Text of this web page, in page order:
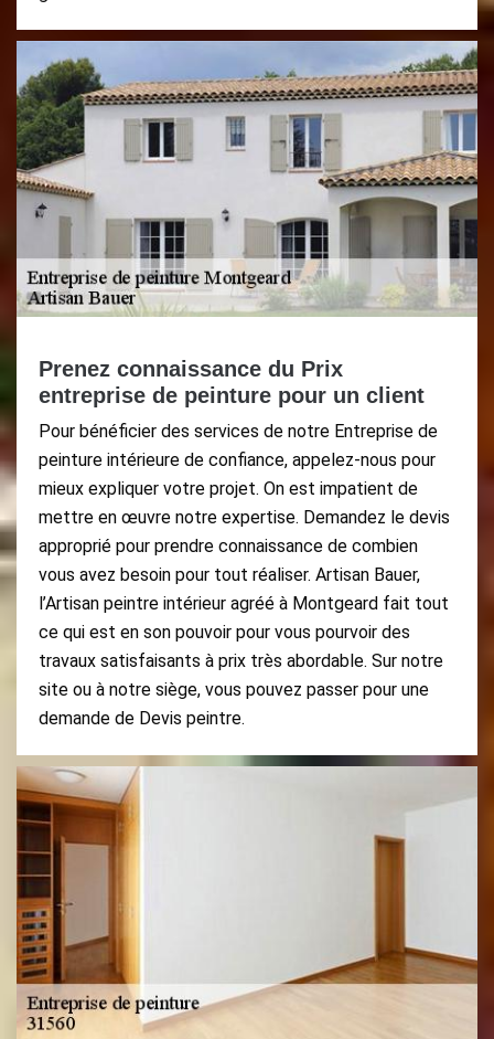
Prenez connaissance du Prix
entreprise de peinture pour un client
Pour bénéficier des services de notre Entreprise de
peinture intérieure de confiance, appelez-nous pour
mieux expliquer votre projet. On est impatient de
mettre en œuvre notre expertise. Demandez le devis
approprié pour prendre connaissance de combien
vous avez besoin pour tout réaliser. Artisan Bauer,
l’Artisan peintre intérieur agréé à Montgeard fait tout
ce qui est en son pouvoir pour vous pourvoir des
travaux satisfaisants à prix très abordable. Sur notre
site ou à notre siège, vous pouvez passer pour une
demande de Devis peintre.